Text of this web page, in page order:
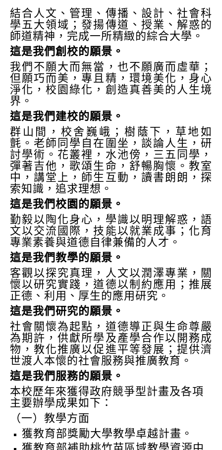
結合人文、管理、傳播、設計、社會科
學五大領域；發揚傳道、授業、解惑的
師道精神，完成一所精緻的綜合大學。
這是我們創校的願景。
我們不願大而無當，也不願廣而虛華；
但願巧而美，專且精，環境美化，身心
淨化，校園綠化，創造真善美的人生境
界。
這是我們建校的願景。
群山間，校舍巍峨；樹蔭下，草地如
氈。老師同學自在圍坐，談論人生，研
討學術。花叢裡，水池傍，三五同學，
彈著吉他，歌頌生命，舒暢胸懷。教室
中，講堂上，師生互動，讀書朗朗，探
索知識，追求理想。
這是我們校園的願景。
勤毅以陶化身心，學識以明理解惑，語
文以交流國際，技能以就業成事；化育
專業素養與道德自律兼備的人才。
這是我們教學的願景。
客觀以探究真理，人文以潤澤專業，關
懷以研究實踐，道德以制約應用；推展
正德、利用、厚生的應用研究。
這是我們研究的願景。
社會關懷為起點，道德導正與生命尊嚴
為期許，供獻所學及產學合作以開務成
物，教化推廣以促進平等發展；提供濟
世渡人本懷的社會服務與推廣教育。
這是我們服務的願景。
本校歷年來獲得政府競爭型計畫及各項
主要辦學成果如下：
（一）教學方面
獲教育部獎勵大學教學卓越計畫。